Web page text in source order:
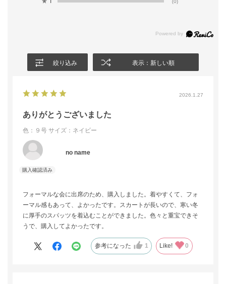
絞り込み 表示：新しい順
2026.1.27
ありがとうございました
色：９号 サイズ：ネイビー
no name
フォーマルな会に出席のため、購入しました。着やすくて、フォ
ーマル感もあって、よかったです。スカートが長いので、寒い冬
に厚手のスパッツを着込むことができました。色々と重宝できそ
うで、購入してよかったです。
参考になった 1 Like! 0